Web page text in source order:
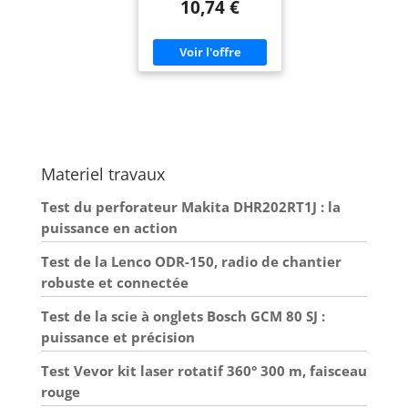
pratiques pour une
10,74 €
Materiel travaux
Test du perforateur Makita DHR202RT1J : la
puissance en action
Test de la Lenco ODR-150, radio de chantier
robuste et connectée
Test de la scie à onglets Bosch GCM 80 SJ :
puissance et précision
Test Vevor kit laser rotatif 360° 300 m, faisceau
rouge